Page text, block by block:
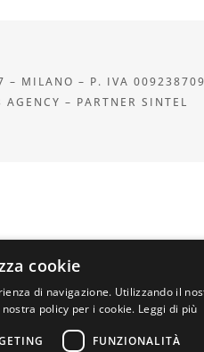
– MILANO – P. IVA
– PARTNER SINTEL
cookie
di navigazione. Utilizzando il
policy per i cookie. Leggi di più
FUNZIONALITÀ